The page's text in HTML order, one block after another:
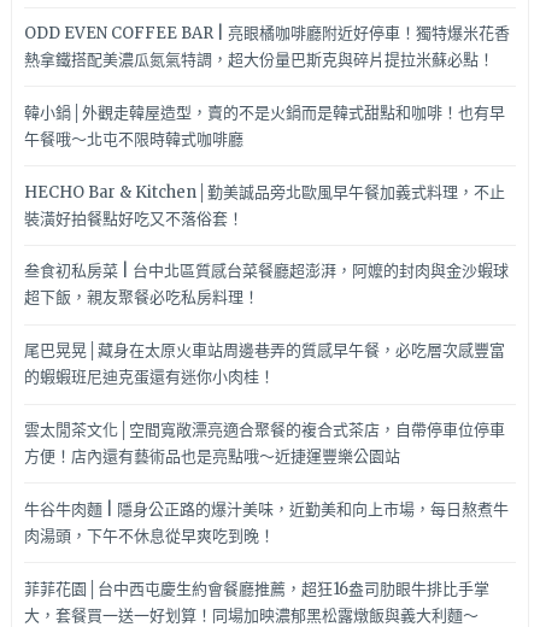
ODD EVEN COFFEE BAR | 亮眼橘咖啡廳附近好停車！獨特爆米花香
熱拿鐵搭配美濃瓜氮氣特調，超大份量巴斯克與碎片提拉米蘇必點！
韓小鍋│外觀走韓屋造型，賣的不是火鍋而是韓式甜點和咖啡！也有早
午餐哦～北屯不限時韓式咖啡廳
HECHO Bar & Kitchen│勤美誠品旁北歐風早午餐加義式料理，不止
裝潢好拍餐點好吃又不落俗套！
叁食初私房菜 | 台中北區質感台菜餐廳超澎湃，阿嬤的封肉與金沙蝦球
超下飯，親友聚餐必吃私房料理！
尾巴晃晃│藏身在太原火車站周邊巷弄的質感早午餐，必吃層次感豐富
的蝦蝦班尼迪克蛋還有迷你小肉桂！
雲太閒茶文化│空間寬敞漂亮適合聚餐的複合式茶店，自帶停車位停車
方便！店內還有藝術品也是亮點哦～近捷運豐樂公園站
牛谷牛肉麵 | 隱身公正路的爆汁美味，近勤美和向上市場，每日熬煮牛
肉湯頭，下午不休息從早爽吃到晚！
菲菲花園│台中西屯慶生約會餐廳推薦，超狂16盎司肋眼牛排比手掌
大，套餐買一送一好划算！同場加映濃郁黑松露燉飯與義大利麵～